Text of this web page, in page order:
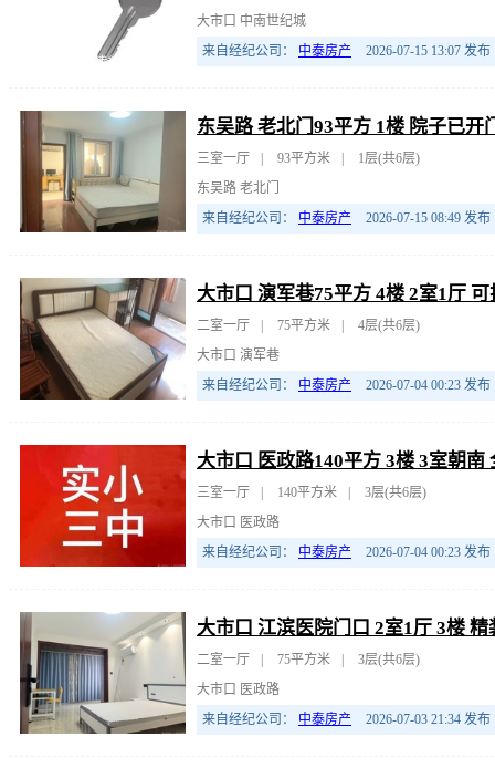
大市口 中南世纪城
来自经纪公司： 中泰房产 2026-07-15 13:07 发布
东吴路 老北门93平方 1楼 院子已开
三室一厅 93平方米
1层(共6层)
东吴路 老北门
来自经纪公司： 中泰房产 2026-07-15 08:49 发布
大市口 演军巷75平方 4楼 2室1厅
二室一厅 75平方米
4层(共6层)
大市口 演军巷
来自经纪公司： 中泰房产 2026-07-04 00:23 发布
大市口 医政路140平方 3楼 3室朝南
三室一厅 140平方米
3层(共6层)
大市口 医政路
来自经纪公司： 中泰房产 2026-07-04 00:23 发布
大市口 江滨医院门口 2室1厅 3楼
二室一厅 75平方米
3层(共6层)
大市口 医政路
来自经纪公司： 中泰房产 2026-07-03 21:34 发布